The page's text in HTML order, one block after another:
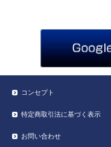
コンセプト
特定商取引法に基づく表示
お問い合わせ